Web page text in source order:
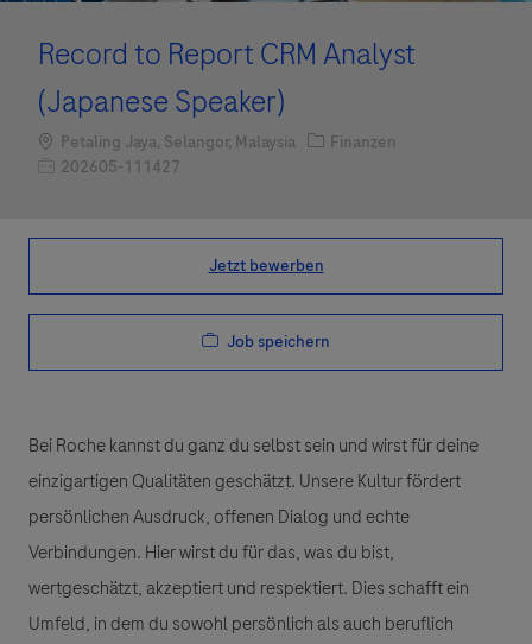
Record to Report CRM Analyst
(Japanese Speaker)
Standort
Petaling Jaya, Selangor, Malaysia Kategorie
Finanzen
Job-ID202605-111427
Jetzt bewerben
Job speichern
Bei Roche kannst du ganz du selbst sein und wirst für deine
einzigartigen Qualitäten geschätzt. Unsere Kultur fördert
persönlichen Ausdruck, offenen Dialog und echte
Verbindungen. Hier wirst du für das, was du bist,
wertgeschätzt, akzeptiert und respektiert. Dies schafft ein
Umfeld, in dem du sowohl persönlich als auch beruflich